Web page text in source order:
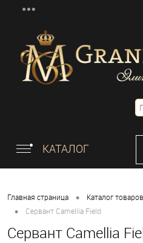
КАТАЛОГ
Главная страница • Каталог товаров
• Сервант Camellia Field
Сервант Camellia